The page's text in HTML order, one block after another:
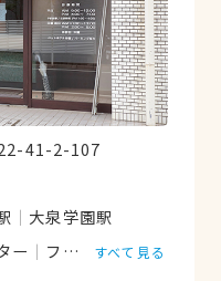
41-2-107
大泉学園駅
ー フェレット 小鳥
すべて見る